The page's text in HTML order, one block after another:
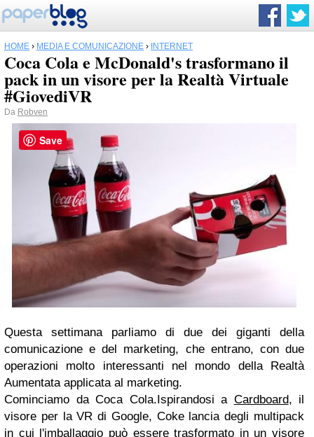
HOME › MEDIA E COMUNICAZIONE › INTERNET
Coca Cola e McDonald's trasformano il
pack in un visore per la Realtà Virtuale
#GiovediVR
Da Robven
Questa settimana parliamo di due dei giganti della
comunicazione e del marketing, che entrano, con due
operazioni molto interessanti nel mondo della Realtà
Aumentata applicata al marketing.
Cominciamo da Coca Cola.Ispirandosi a Cardboard, il
visore per la VR di Google, Coke lancia degli multipack
in cui l'imballaggio può essere trasformato in un visore
Save